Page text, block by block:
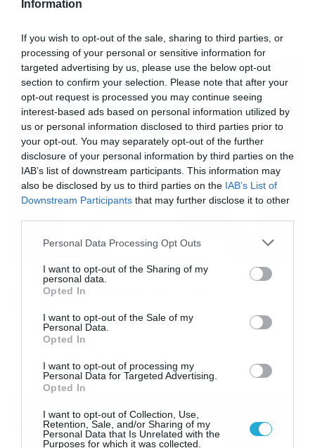
Information
If you wish to opt-out of the sale, sharing to third parties, or
processing of your personal or sensitive information for
targeted advertising by us, please use the below opt-out
section to confirm your selection. Please note that after your
opt-out request is processed you may continue seeing
interest-based ads based on personal information utilized by
us or personal information disclosed to third parties prior to
your opt-out. You may separately opt-out of the further
disclosure of your personal information by third parties on the
IAB’s list of downstream participants. This information may
also be disclosed by us to third parties on the IAB’s List of
Downstream Participants that may further disclose it to other
Please note that this website/app uses one or more Google
not limited to your visit or usage behaviour. You may click to
grant or deny consent to Google and its third-party tags to
use your data for below specified purposes in below Google
consent section.
Personal Data Processing Opt Outs
I want to opt-out of the Sharing of my
personal data.
Opted In
I want to opt-out of the Sale of my
Personal Data.
Opted In
I want to opt-out of processing my
Personal Data for Targeted Advertising.
Opted In
I want to opt-out of Collection, Use,
Retention, Sale, and/or Sharing of my
Personal Data that Is Unrelated with the
Purposes for which it was collected.
λόγος που σε πολλές περιπτώσεις την βάζουμε στην
σαλάτα, ενώ αποτελεί βασικό υλικό και για πολλές
συνταγές. Ωστόσο, αυτό που λίγοι γνωρίζουν είναι πως
οι τομάτες δεν θα πρέπει να αποθηκεύονται όλες μαζί
[…]
10/07/2020 12:57
Ανοίγει σακούλα με δύο κέρματα –
Το τρικ που θα σας «τρελάνει». Πολλές φορές έχουν
φτάσει κοντά στην… τρέλα όταν θέλουμε να κάνουμε
επιτρέπουν ή όταν τελικά τα καταφέρνουμε, τα
αποτελέσματα δεν είναι αυτά που θα θέλαμε. Όπως για
έχει κλείσει αεροστεγώς. Οι πρώτες προσπάθειες
μπορούν […]